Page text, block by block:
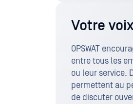
Votre
OPSWAT
entre tous les
ou leur service.
permettent au
de discuter